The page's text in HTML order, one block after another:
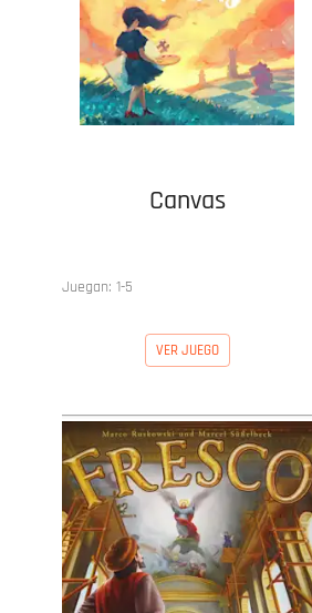
Canvas
Juegan: 1-5
VER JUEGO